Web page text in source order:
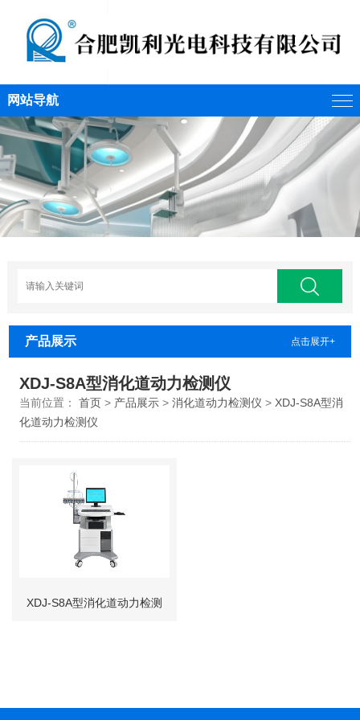
网站导航
产品展示 点击展开+
XDJ-S8A型消化道动力检测仪
当前位置： 首页> 产品展示> 消化道动力检测仪 > XDJ-S8A型消
化道动力检测仪
XDJ-S8A型消化道动力检测